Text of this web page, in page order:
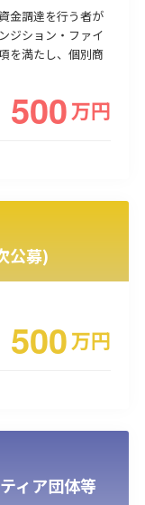
設備投資
IT導入
特許・知的財産
金調達を行う者が
ジション・ファイ
を満たし、個別商
500万円
公募)
500万円
ィア団体等